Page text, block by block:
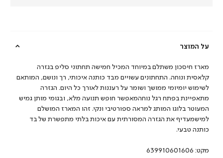
על המוצר
מארז חיסכון משתלם במיוחד המכיל חמישה תחתוני סליפ בגזרה
קלאסית ונוחה. התחתונים עשויים מבד כותנה איכותי, רך ונושם, המותאם
לשימוש יומיומי ממושך ושומר על רעננות לאורך כל היום. הגזרה
מתאפיינת בפתח רגל נוחהמאפשר חופש תנועה מלא, ובגומי מותן גמיש
המעוטר בלוגו המותג למראה ספורטיבי ונקי. זהו המארז המושלם
למישמעדיף את הגזרה המסורתית עם איכות בלתי מתפשרת של בד
כותנה טבעי.
מקט: 639910601606